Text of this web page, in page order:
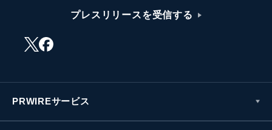
プレスリリースを受信する
PRWIREサービス